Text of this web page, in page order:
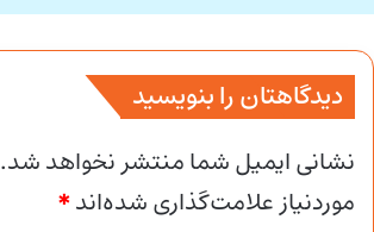
دیدگاهتان را بنویسید
نشانی ایمیل شما منتشر نخواهد شد.
موردنیاز علامت‌گذاری شده‌اند*